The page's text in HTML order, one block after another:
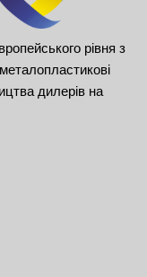
рівня з
дилерів на